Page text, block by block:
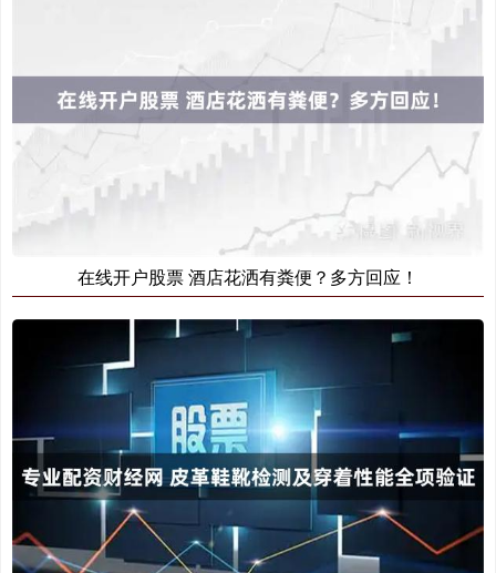
在线开户股票 酒店花洒有粪便？多方回应！